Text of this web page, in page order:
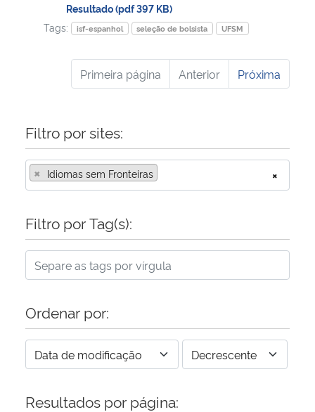
Resultado (pdf 397 KB)
Tags:
isf-espanhol seleção de bolsista UFSM
Primeira página Anterior Próxima
Filtro por sites:
×
× Idiomas sem Fronteiras
Filtro por Tag(s):
Ordenar por:
Resultados por página: